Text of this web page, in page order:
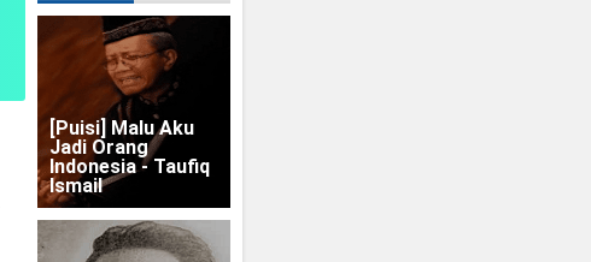
[Puisi] Malu Aku
Jadi Orang
Indonesia - Taufiq
Ismail